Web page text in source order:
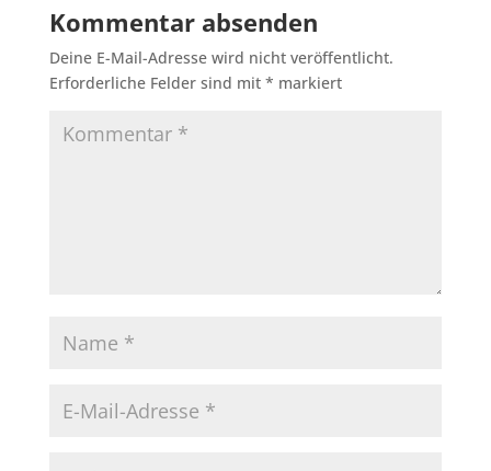
Kommentar absenden
Deine E-Mail-Adresse wird nicht veröffentlicht.
Erforderliche Felder sind mit * markiert